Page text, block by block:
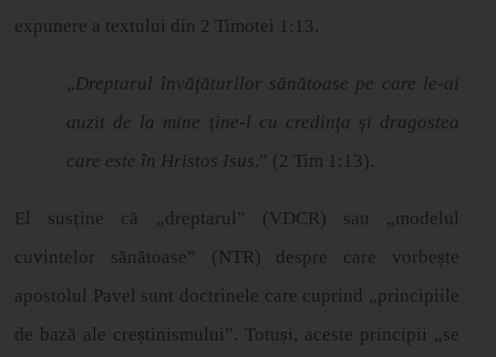
expunere a textului din 2 Timotei 1:13.
„Dreptarul învăţăturilor sănătoase pe care le-ai
auzit de la mine ţine-l cu credinţa şi dragostea
care este în Hristos Isus. ” (2 Tim 1:13).
El susține că „dreptarul ” (VDCR) sau „modelul
cuvintelor sănătoase” (NTR) despre care vorbește
apostolul Pavel sunt doctrinele care cuprind „principiile
de bază ale creștinismului”. Totuși, aceste principii „se